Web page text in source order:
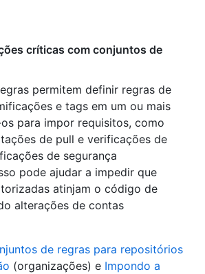
críticas com conjuntos de
permitem definir regras de
e tags em um ou mais
para impor requisitos, como
de pull e verificações de
de segurança
pode ajudar a impedir que
atinjam o código de
alterações de contas
de regras para repositórios
(organizações) e Impondo a